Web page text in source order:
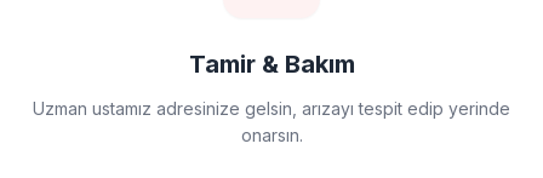
Tamir & Bakım
Uzman ustamız adresinize gelsin, arızayı tespit edip yerinde
onarsın.